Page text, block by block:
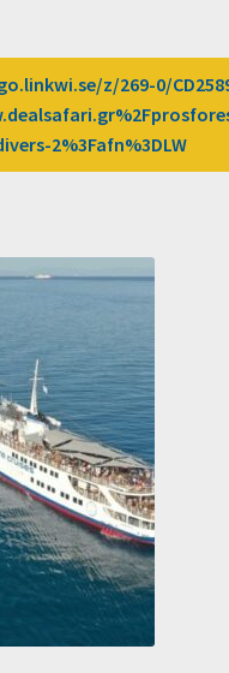
z/269-0/
2%3Fafn%3DLW